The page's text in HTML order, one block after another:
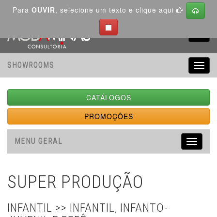
Para OUVIR, selecione um texto e clique aqui
SHOWROOMS
CATÁLOGOS
PROMOÇÕES
Toggle
MENU GERAL
SUPER PRODUÇÃO
INFANTIL >> INFANTIL, INFANTO-